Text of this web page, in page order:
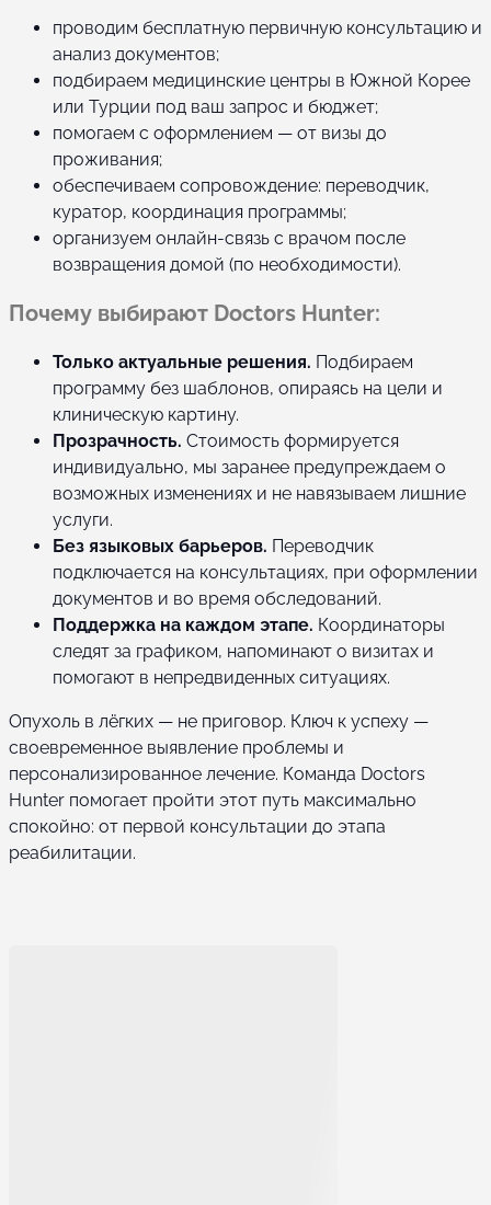
проводим бесплатную первичную консультацию и
анализ документов;
подбираем медицинские центры в Южной Корее
или Турции под ваш запрос и бюджет;
помогаем с оформлением — от визы до
проживания;
обеспечиваем сопровождение: переводчик,
куратор, координация программы;
организуем онлайн-связь с врачом после
возвращения домой (по необходимости).
Почему выбирают Doctors Hunter:
Только актуальные решения. Подбираем
программу без шаблонов, опираясь на цели и
клиническую картину.
Прозрачность. Стоимость формируется
индивидуально, мы заранее предупреждаем о
возможных изменениях и не навязываем лишние
услуги.
Без языковых барьеров. Переводчик
подключается на консультациях, при оформлении
документов и во время обследований.
Поддержка на каждом этапе. Координаторы
следят за графиком, напоминают о визитах и
помогают в непредвиденных ситуациях.
Опухоль в лёгких — не приговор. Ключ к успеху —
своевременное выявление проблемы и
персонализированное лечение. Команда Doctors
Hunter помогает пройти этот путь максимально
спокойно: от первой консультации до этапа
реабилитации.